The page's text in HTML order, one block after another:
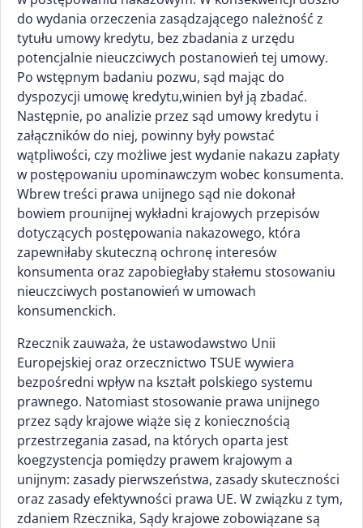
do wydania orzeczenia zasądzającego należność z
tytułu umowy kredytu, bez zbadania z urzędu
potencjalnie nieuczciwych postanowień tej umowy.
Po wstępnym badaniu pozwu, sąd mając do
dyspozycji umowę kredytu,winien był ją zbadać.
Następnie, po analizie przez sąd umowy kredytu i
załączników do niej, powinny były powstać
wątpliwości, czy możliwe jest wydanie nakazu zapłaty
w postępowaniu upominawczym wobec konsumenta.
Wbrew treści prawa unijnego sąd nie dokonał
bowiem prounijnej wykładni krajowych przepisów
dotyczących postępowania nakazowego, która
zapewniłaby skuteczną ochronę interesów
konsumenta oraz zapobiegłaby stałemu stosowaniu
nieuczciwych postanowień w umowach
konsumenckich.
Rzecznik zauważa, że ustawodawstwo Unii
Europejskiej oraz orzecznictwo TSUE wywiera
bezpośredni wpływ na kształt polskiego systemu
prawnego. Natomiast stosowanie prawa unijnego
przez sądy krajowe wiąże się z koniecznością
przestrzegania zasad, na których oparta jest
koegzystencja pomiędzy prawem krajowym a
unijnym: zasady pierwszeństwa, zasady skuteczności
oraz zasady efektywności prawa UE. W związku z tym,
zdaniem Rzecznika, Sądy krajowe zobowiązane są